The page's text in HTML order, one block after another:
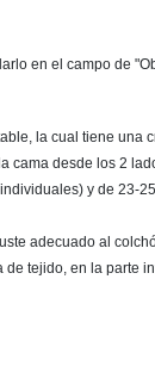
en el campo de
la cual tiene
cama desde los 2
y de
adecuado al
tejido, en la parte